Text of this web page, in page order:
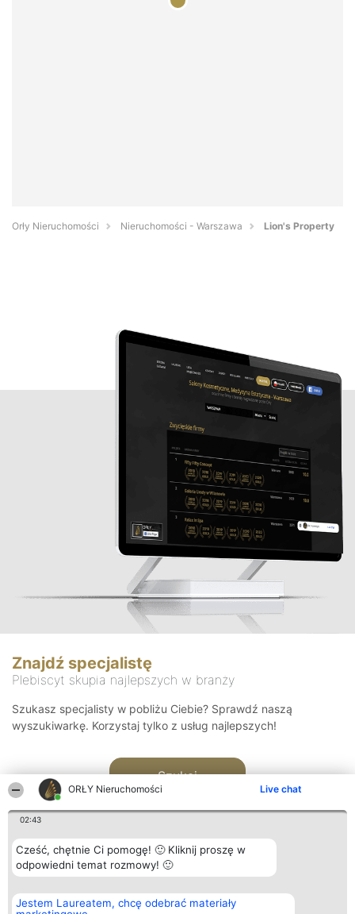
ORŁY Nieruchomości Live chat
02:43
Cześć, chętnie Ci pomogę! 🙂 Kliknij proszę w
odpowiedni temat rozmowy! 🙂
Jestem Laureatem, chcę odebrać materiały
Orły Nieruchomości Nieruchomości - Warszawa Lion's Property
Znajdź specjalistę
Plebiscyt skupia najlepszych w branży
Szukasz specjalisty w pobliżu Ciebie? Sprawdź naszą
wyszukiwarkę. Korzystaj tylko z usług najlepszych!
Szukaj
Organizator plebiscytu
Bright Side Solutions sp. z o.
Plebiscyt
Laureaci
Kontakt
Kontakt